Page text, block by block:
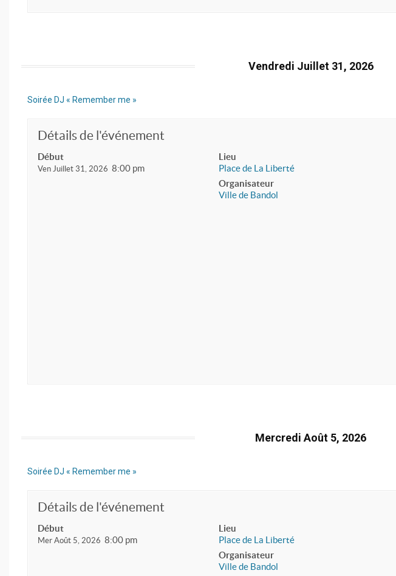
Vendredi Juillet 31, 2026
Soirée DJ « Remember me »
Détails de l'événement
Début
Ven Juillet 31, 2026 8:00 pm
Lieu
Place de La Liberté
Organisateur
Ville de Bandol
Mercredi Août 5, 2026
Soirée DJ « Remember me »
Détails de l'événement
Début
Mer Août 5, 2026 8:00 pm
Lieu
Place de La Liberté
Organisateur
Ville de Bandol